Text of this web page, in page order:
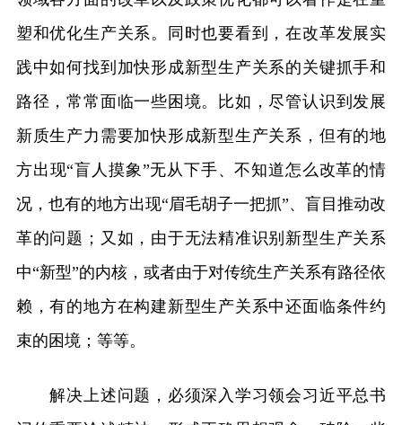
塑和优化生产关系。同时也要看到，在改革发展实
践中如何找到加快形成新型生产关系的关键抓手和
路径，常常面临一些困境。比如，尽管认识到发展
新质生产力需要加快形成新型生产关系，但有的地
方出现“盲人摸象”无从下手、不知道怎么改革的情
况，也有的地方出现“眉毛胡子一把抓”、盲目推动改
革的问题；又如，由于无法精准识别新型生产关系
中“新型”的内核，或者由于对传统生产关系有路径依
赖，有的地方在构建新型生产关系中还面临条件约
束的困境；等等。
解决上述问题，必须深入学习领会习近平总书